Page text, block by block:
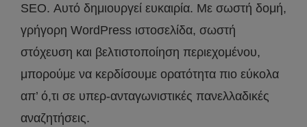
SEO. Αυτό δημιουργεί ευκαιρία. Με σωστή δομή,
γρήγορη WordPress ιστοσελίδα, σωστή
στόχευση και βελτιστοποίηση περιεχομένου,
μπορούμε να κερδίσουμε ορατότητα πιο εύκολα
απ’ ό,τι σε υπερ-ανταγωνιστικές πανελλαδικές
αναζητήσεις.